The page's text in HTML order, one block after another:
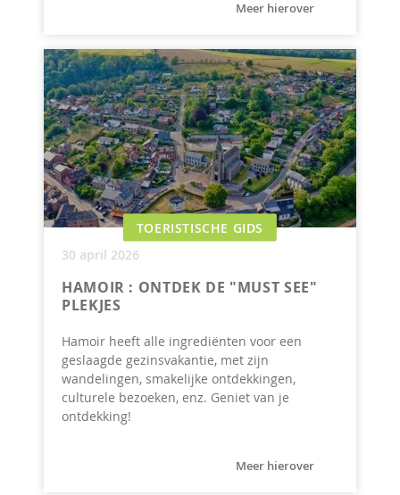
Meer hierover
TOERISTISCHE GIDS
30 april 2026
HAMOIR : ONTDEK DE "MUST SEE"
PLEKJES
Hamoir heeft alle ingrediënten voor een
geslaagde gezinsvakantie, met zijn
wandelingen, smakelijke ontdekkingen,
culturele bezoeken, enz. Geniet van je
ontdekking!
Meer hierover